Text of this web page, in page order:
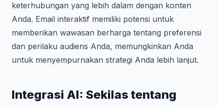
keterhubungan yang lebih dalam dengan konten
Anda. Email interaktif memiliki potensi untuk
memberikan wawasan berharga tentang preferensi
dan perilaku audiens Anda, memungkinkan Anda
untuk menyempurnakan strategi Anda lebih lanjut.
Integrasi AI: Sekilas tentang